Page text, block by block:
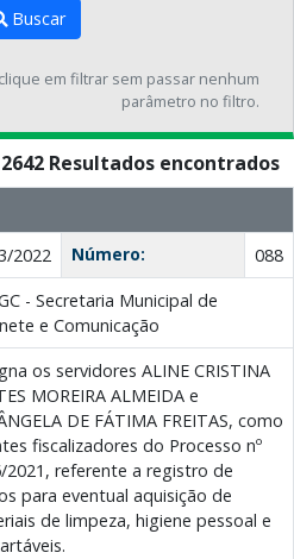
Buscar
em filtrar sem passar nenhum
parâmetro no filtro.
Resultados encontrados
2022 Número:
088
- Secretaria Municipal de
e Comunicação
os servidores ALINE CRISTINA
MOREIRA ALMEIDA e
DE FÁTIMA FREITAS, como
fiscalizadores do Processo nº
2021, referente a registro de
para eventual aquisição de
de limpeza, higiene pessoal e